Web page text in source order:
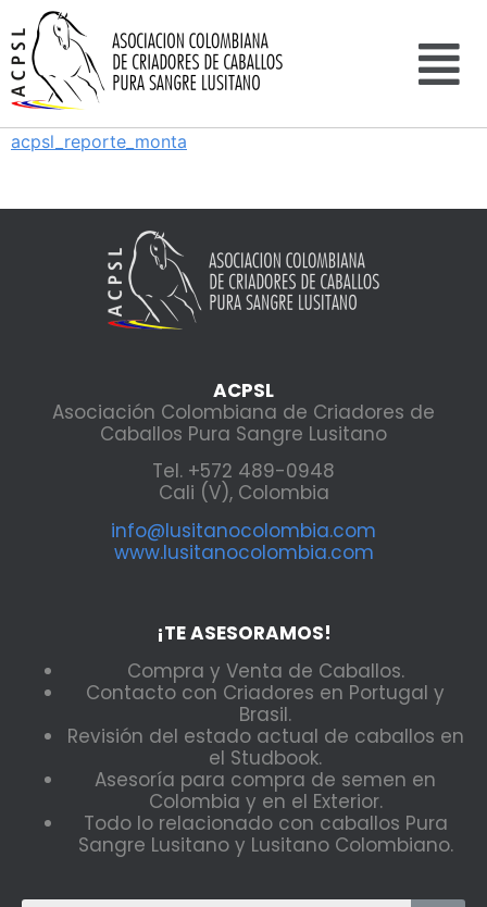
acpsl_reporte_monta
ACPSL
Asociación Colombiana de Criadores de
Caballos Pura Sangre Lusitano
Tel. +572 489-0948
Cali (V), Colombia
info@lusitanocolombia.com
www.lusitanocolombia.com
¡TE ASESORAMOS!
Compra y Venta de Caballos.
Contacto con Criadores en Portugal y
Brasil.
Revisión del estado actual de caballos en
el Studbook.
Asesoría para compra de semen en
Colombia y en el Exterior.
Todo lo relacionado con caballos Pura
Sangre Lusitano y Lusitano Colombiano.